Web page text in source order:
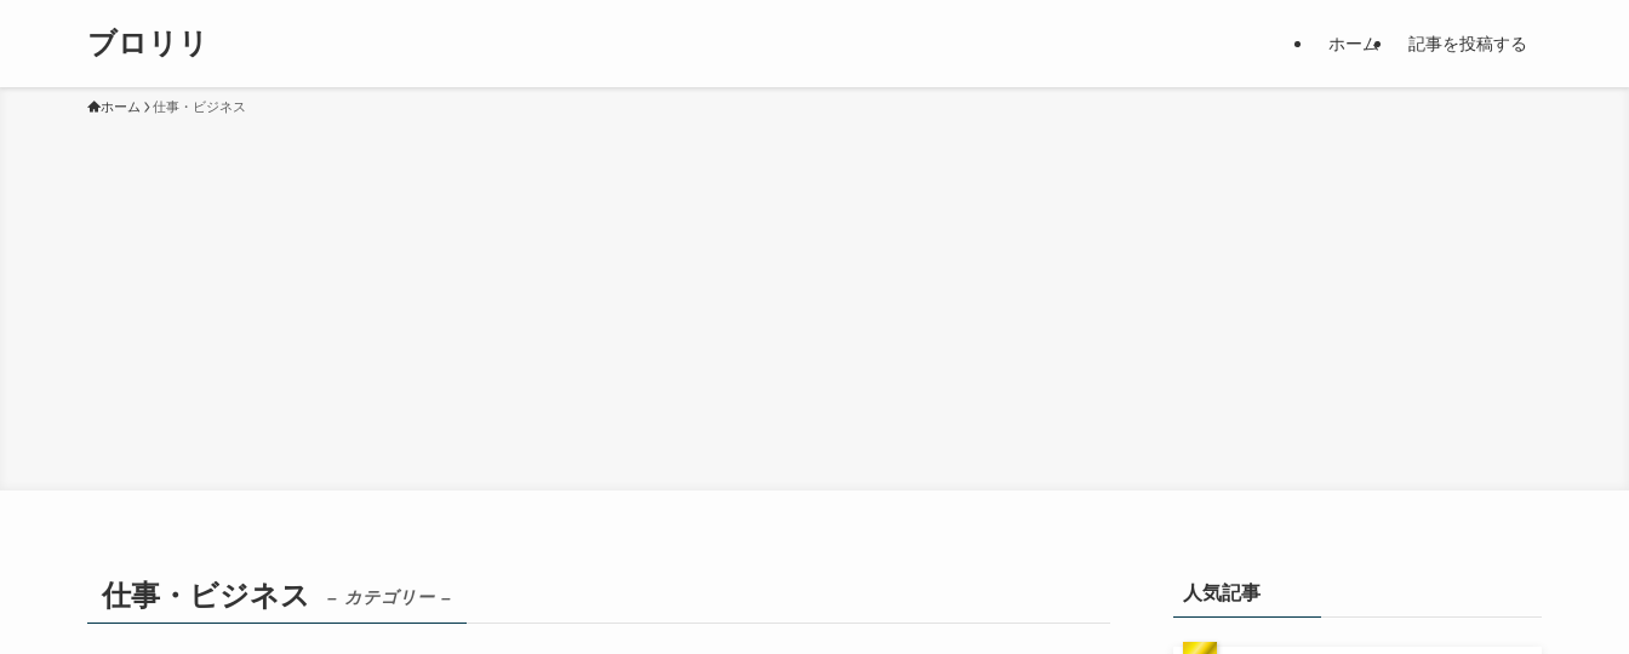
ブロリリ ホーム 記事を投稿する
ホーム 仕事・ビジネス
仕事・ビジネス – カテゴリー – 人気記事